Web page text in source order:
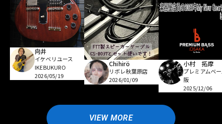
向井
イケベリユース
IKEBUKURO
2026/05/19
Chihirö
リボレ秋葉原店
2026/01/09
小村 拓摩
プレミアムベ
阪
2025/12/06
VIEW MORE